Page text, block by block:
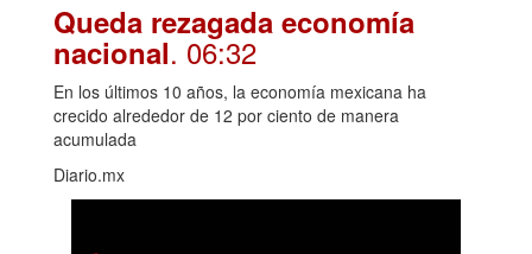
Queda rezagada economía
nacional. 06:32
En los últimos 10 años, la economía mexicana ha
crecido alrededor de 12 por ciento de manera
acumulada
Diario.mx